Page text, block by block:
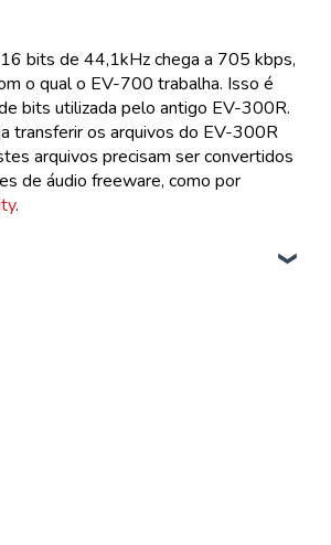
bits de 44,1kHz chega a 705 kbps,
o qual o EV-700 trabalha. Isso é
bits utilizada pelo antigo EV-300R.
transferir os arquivos do EV-300R
arquivos precisam ser convertidos
de áudio freeware, como por
.